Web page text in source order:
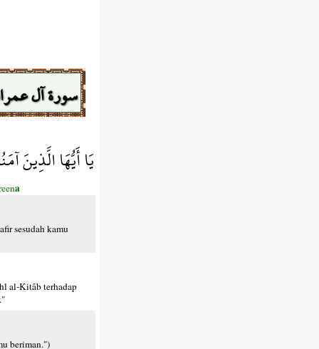
سورة آل
يَا أَيُّهَا الَّذِينَ
a
sesudah kamu
al-Kitâb terhadap
beriman.")